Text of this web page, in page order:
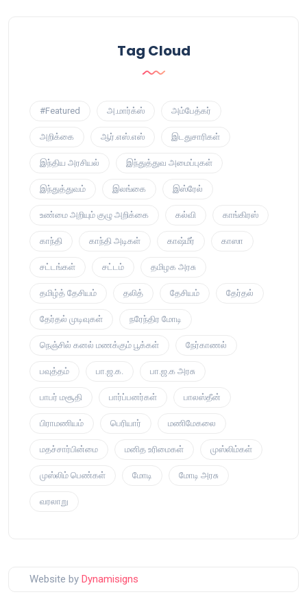
Tag Cloud
#Featured அ.மார்க்ஸ் அம்பேத்கர்
அறிக்கை ஆர்.எஸ்.எஸ் இடதுசாரிகள்
இந்திய அரசியல் இந்துத்துவ அமைப்புகள்
இந்துத்துவம் இலங்கை இஸ்ரேல்
உண்மை அறியும் குழு அறிக்கை கல்வி காங்கிரஸ்
காந்தி காந்தி அடிகள் காஷ்மீர் காஸா
சட்டங்கள் சட்டம் தமிழக அரசு
தமிழ்த் தேசியம் தலித் தேசியம் தேர்தல்
தேர்தல் முடிவுகள் நரேந்திர மோடி
நெஞ்சில் கனல் மணக்கும் பூக்கள் நேர்காணல்
பவுத்தம் பா.ஜ.க. பா.ஜ.க அரசு
பாபர் மசூதி பார்ப்பனர்கள் பாலஸ்தீன்
பிராமணியம் பெரியார் மணிமேகலை
மதச்சார்பின்மை மனித உரிமைகள் முஸ்லிம்கள்
முஸ்லிம் பெண்கள் மோடி மோடி அரசு
வரலாறு
Website by Dynamisigns